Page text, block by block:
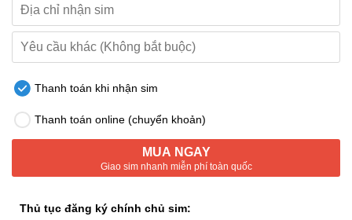
Thanh toán khi nhận sim
Thanh toán online (chuyển khoản)
MUA NGAY
Giao sim nhanh miễn phí toàn quốc
Thủ tục đăng ký chính chủ sim: